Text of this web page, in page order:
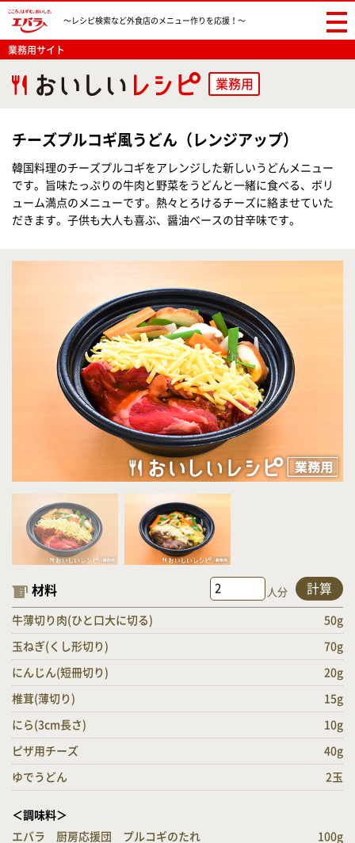
〜レシピ検索など外食店のメニュー作りを応援！〜
業務用サイト
業務用
チーズプルコギ風うどん（レンジアップ）
韓国料理のチーズプルコギをアレンジした新しいうどんメニュー
です。旨味たっぷりの牛肉と野菜をうどんと一緒に食べる、ボリ
ューム満点のメニューです。熱々とろけるチーズに絡ませていた
だきます。子供も大人も喜ぶ、醤油ベースの甘辛味です。
材料 人分 計算
牛薄切り肉(ひと口大に切る) 50g
玉ねぎ(くし形切り) 70g
にんじん(短冊切り) 20g
椎茸(薄切り) 15g
にら(3cm長さ) 10g
ピザ用チーズ 40g
ゆでうどん 2玉
＜調味料＞
エバラ 厨房応援団 プルコギのたれ
100g